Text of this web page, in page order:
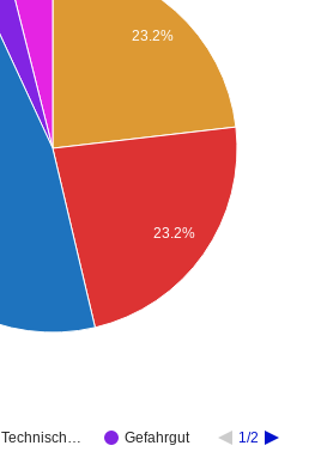
Technisch… Gefahrgut 1/2
23.2%
23.2%